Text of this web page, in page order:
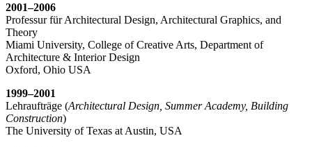
2001–2006
Professur für Architectural Design, Architectural Graphics, and
Theory
Miami University, College of Creative Arts, Department of
Architecture & Interior Design
Oxford, Ohio USA
1999–2001
Lehraufträge (Architectural Design, Summer Academy, Building
Construction)
The University of Texas at Austin, USA